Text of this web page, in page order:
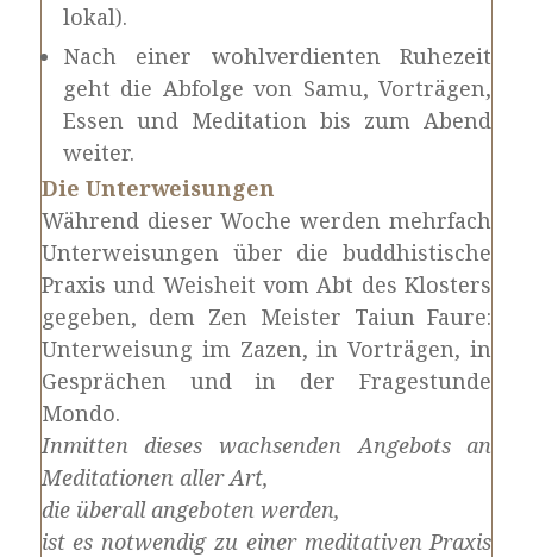
lokal).
Nach einer wohlverdienten Ruhezeit
geht die Abfolge von Samu, Vorträgen,
Essen und Meditation bis zum Abend
weiter.
Die Unterweisungen
Während dieser Woche werden mehrfach
Unterweisungen über die buddhistische
Praxis und Weisheit vom Abt des Klosters
gegeben, dem Zen Meister Taiun Faure:
Unterweisung im Zazen, in Vorträgen, in
Gesprächen und in der Fragestunde
Mondo.
Inmitten dieses wachsenden Angebots an
Meditationen aller Art,
die überall angeboten werden,
ist es notwendig zu einer meditativen Praxis